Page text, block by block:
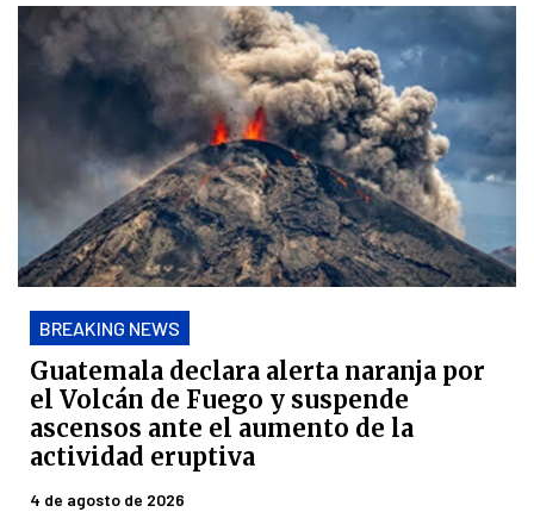
BREAKING NEWS
Guatemala declara alerta naranja por
el Volcán de Fuego y suspende
ascensos ante el aumento de la
actividad eruptiva
4 de agosto de 2026